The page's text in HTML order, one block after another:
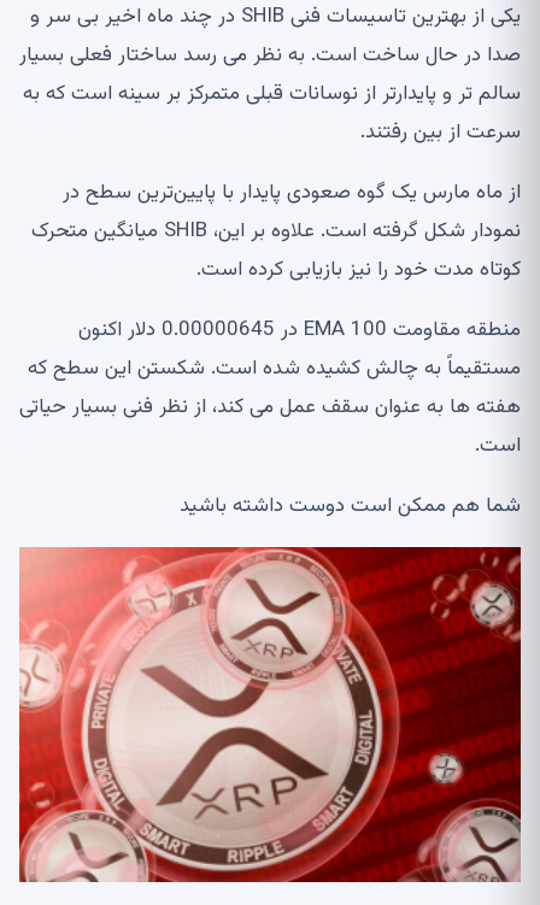
یکی از بهترین تاسیسات فنی SHIB در چند ماه اخیر بی سر و
صدا در حال ساخت است. به نظر می رسد ساختار فعلی بسیار
سالم تر و پایدارتر از نوسانات قبلی متمرکز بر سینه است که به
سرعت از بین رفتند.
از ماه مارس یک گوه صعودی پایدار با پایین‌ترین سطح در
نمودار شکل گرفته است. علاوه بر این، SHIB میانگین متحرک
کوتاه مدت خود را نیز بازیابی کرده است.
منطقه مقاومت 100 EMA در 0.00000645 دلار اکنون
مستقیماً به چالش کشیده شده است. شکستن این سطح که
هفته ها به عنوان سقف عمل می کند، از نظر فنی بسیار حیاتی
است.
شما هم ممکن است دوست داشته باشید